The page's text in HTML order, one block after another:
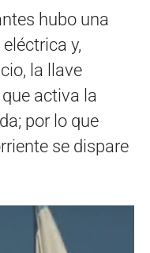
hubo una
y,
la llave
activa la
por lo que
se dispare